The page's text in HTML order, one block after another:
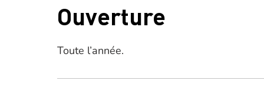
Ouverture
Toute l’année.